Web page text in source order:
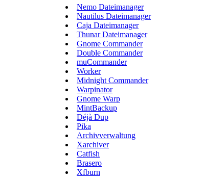
Nemo Dateimanager
Nautilus Dateimanager
Caja Dateimanager
Thunar Dateimanager
Gnome Commander
Double Commander
muCommander
Worker
Midnight Commander
Warpinator
Gnome Warp
MintBackup
Déjà Dup
Pika
Archivverwaltung
Xarchiver
Catfish
Brasero
Xfburn